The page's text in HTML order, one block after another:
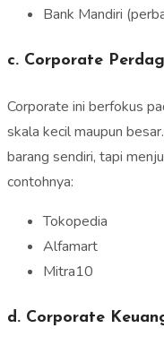
Bank Mandiri
c. Corporate
Corporate ini berfokus
skala kecil maupun
barang sendiri, tapi
contohnya:
Tokopedia
Alfamart
Mitra10
d. Corporate